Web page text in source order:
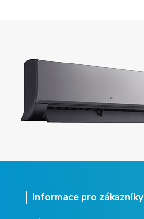
Informace pro zákazníky